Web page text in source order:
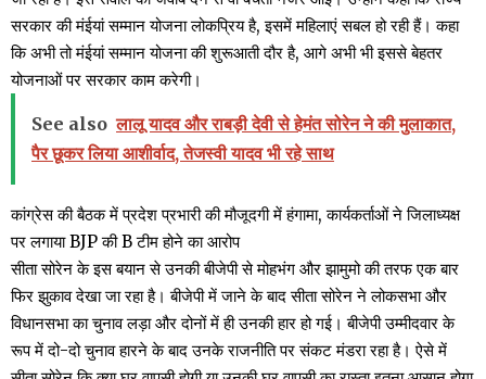
सरकार की मंईयां सम्मान योजना लोकप्रिय है, इसमें महिलाएं सबल हो रही हैं। कहा
कि अभी तो मंईयां सम्मान योजना की शुरूआती दौर है, आगे अभी भी इससे बेहतर
योजनाओं पर सरकार काम करेगी।
See also लालू यादव और राबड़ी देवी से हेमंत सोरेन ने की मुलाकात,
पैर छूकर लिया आशीर्वाद, तेजस्वी यादव भी रहे साथ
कांग्रेस की बैठक में प्रदेश प्रभारी की मौजूदगी में हंगामा, कार्यकर्ताओं ने जिलाध्यक्ष
पर लगाया BJP की B टीम होने का आरोप
सीता सोरेन के इस बयान से उनकी बीजेपी से मोहभंग और झामुमो की तरफ एक बार
फिर झुकाव देखा जा रहा है। बीजेपी में जाने के बाद सीता सोरेन ने लोकसभा और
विधानसभा का चुनाव लड़ा और दोनों में ही उनकी हार हो गई। बीजेपी उम्मीदवार के
रूप में दो-दो चुनाव हारने के बाद उनके राजनीति पर संकट मंडरा रहा है। ऐसे में